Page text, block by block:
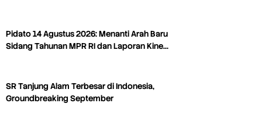
Pidato 14 Agustus 2026: Menanti Arah Baru
Sidang Tahunan MPR RI dan Laporan Kine…
SR Tanjung Alam Terbesar di Indonesia,
Groundbreaking September